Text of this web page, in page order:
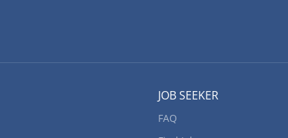
JOB SEEKER
FAQ